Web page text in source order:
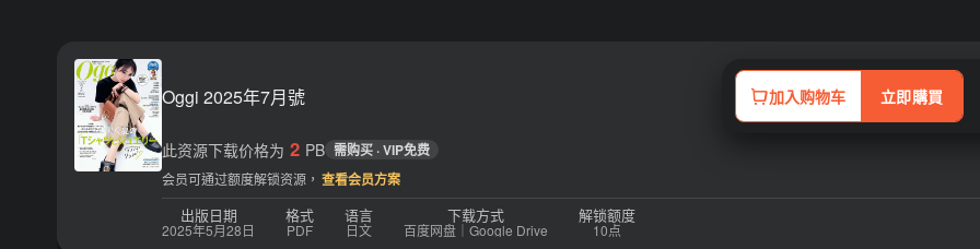
Oggi 2025年7月號 加入购物车 立即購買
此资源下载价格为 2 PB 需购买 · VIP免费
会员可通过额度解锁资源， 查看会员方案
出版日期
2025年5月28日
格式
PDF
语言
日文
下载方式
百度网盘｜Google Drive
解锁额度
10点